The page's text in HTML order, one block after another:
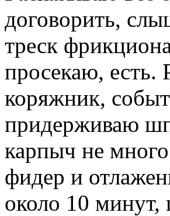
договорить,
треск
просекаю, есть.
коряжник,
придерживаю
карпыч не
фидер и
около 10 минут,